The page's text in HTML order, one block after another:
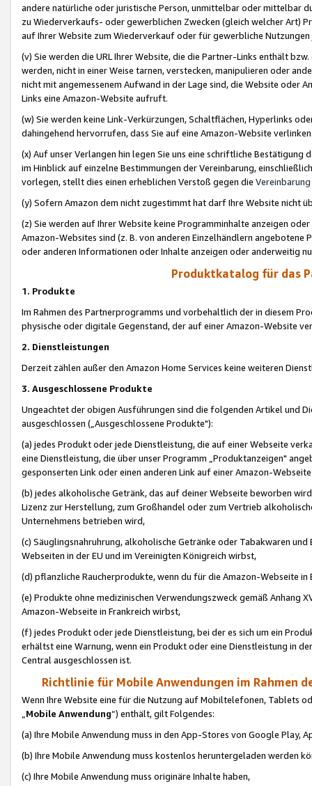
andere natürliche oder juristische Person, unmittelbar oder mittelbar
zu Wiederverkaufs- oder gewerblichen Zwecken (gleich welcher Art)
auf Ihrer Website zum Wiederverkauf oder für gewerbliche
(v) Sie werden die URL Ihrer Website, die die Partner-Links enthält
werden, nicht in einer Weise tarnen, verstecken, manipulieren oder
nicht mit angemessenem Aufwand in der Lage sind, die Website oder
Links eine Amazon-Website aufruft.
(w) Sie werden keine Link-Verkürzungen, Schaltflächen, Hyperlinks
dahingehend hervorrufen, dass Sie auf eine Amazon-Website
(x) Auf unser Verlangen hin legen Sie uns eine schriftliche
im Hinblick auf einzelne Bestimmungen der Vereinbarung,
vorlegen, stellt dies einen erheblichen Verstoß gegen die Vereinbarung
(y) Sofern Amazon dem nicht zugestimmt hat darf Ihre Website nicht
(z) Sie werden auf Ihrer Website keine Programminhalte anzeigen
Amazon-Websites sind (z. B. von anderen Einzelhändlern
oder anderen Informationen oder Inhalte anzeigen oder anderweitig
Produktkatalog für das
1. Produkte
Im Rahmen des Partnerprogramms und vorbehaltlich der in diesem
physische oder digitale Gegenstand, der auf einer Amazon-Website
2. Dienstleistungen
Derzeit zählen außer den Amazon Home Services keine weiteren
3. Ausgeschlossene Produkte
Ungeachtet der obigen Ausführungen sind die folgenden Artikel und
ausgeschlossen („Ausgeschlossene Produkte"):
(a) jedes Produkt oder jede Dienstleistung, die auf einer Webseite
eine Dienstleistung, die über unser Programm „Produktanzeigen"
gesponserten Link oder einen anderen Link auf einer Amazon-
(b) jedes alkoholische Getränk, das auf deiner Webseite beworben
Lizenz zur Herstellung, zum Großhandel oder zum Vertrieb
Unternehmens betrieben wird,
(c) Säuglingsnahruhrung, alkoholische Getränke oder Tabakwaren
Webseiten in der EU und im Vereinigten Königreich wirbst,
(d) pflanzliche Raucherprodukte, wenn du für die Amazon-Webseite in
(e) Produkte ohne medizinischen Verwendungszweck gemäß Anhang
Amazon-Webseite in Frankreich wirbst,
(f) jedes Produkt oder jede Dienstleistung, bei der es sich um ein
erhältst eine Warnung, wenn ein Produkt oder eine Dienstleistung in
Central ausgeschlossen ist.
Richtlinie für Mobile Anwendungen im Rahmen
Wenn Ihre Website eine für die Nutzung auf Mobiltelefonen, Tablets
„Mobile Anwendung“) enthält, gilt Folgendes:
(a) Ihre Mobile Anwendung muss in den App-Stores von Google Play,
(b) Ihre Mobile Anwendung muss kostenlos heruntergeladen werden
(c) Ihre Mobile Anwendung muss originäre Inhalte haben,